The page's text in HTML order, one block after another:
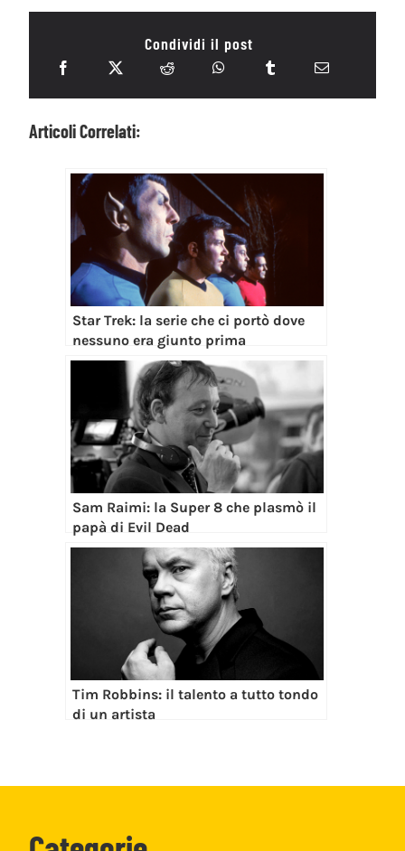
Condividi il post
Articoli Correlati:
Star Trek: la serie che ci portò dove
nessuno era giunto prima
Sam Raimi: la Super 8 che plasmò il
papà di Evil Dead
Tim Robbins: il talento a tutto tondo
di un artista